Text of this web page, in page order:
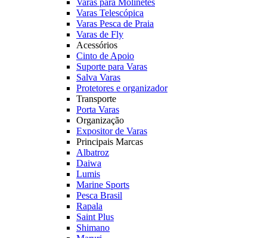
Varas para Molinetes
Varas Telescópica
Varas Pesca de Praia
Varas de Fly
Acessórios
Cinto de Apoio
Suporte para Varas
Salva Varas
Protetores e organizador
Transporte
Porta Varas
Organização
Expositor de Varas
Principais Marcas
Albatroz
Daiwa
Lumis
Marine Sports
Pesca Brasil
Rapala
Saint Plus
Shimano